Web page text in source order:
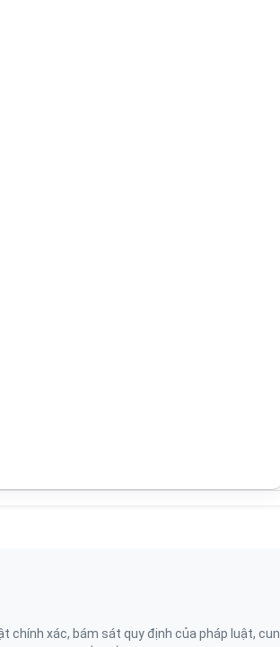
xác, bám sát quy định của pháp luật,